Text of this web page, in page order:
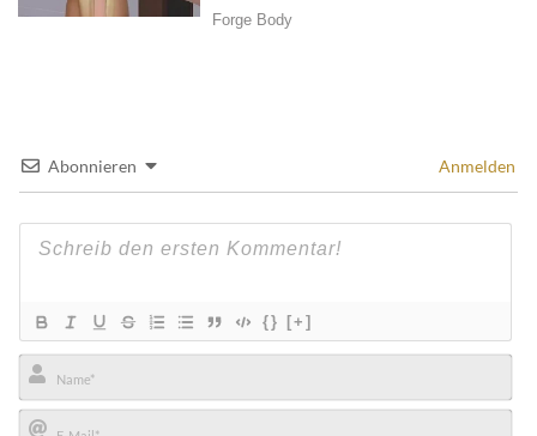
Abonnieren Anmelden
{} [+]
Name*